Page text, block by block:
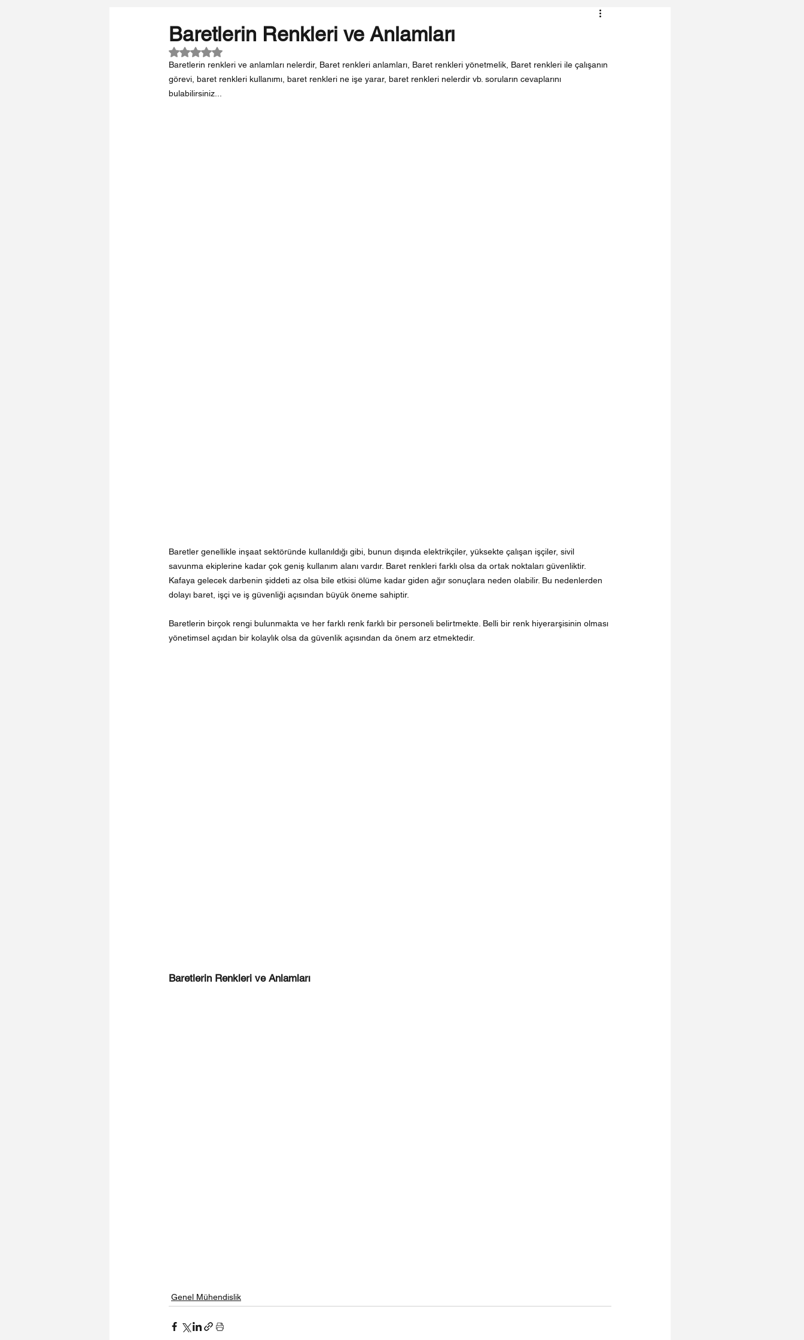
Baretlerin Renkleri ve Anlamları
5 üzerinden NaN yıldız
Baretlerin renkleri ve anlamları nelerdir, Baret renkleri anlamları, Baret renkleri yönetmelik, Baret renkleri ile çalışanın
görevi, baret renkleri kullanımı, baret renkleri ne işe yarar, baret renkleri nelerdir vb. soruların cevaplarını
bulabilirsiniz...
Baretler genellikle inşaat sektöründe kullanıldığı gibi, bunun dışında elektrikçiler, yüksekte çalışan işçiler, sivil
savunma ekiplerine kadar çok geniş kullanım alanı vardır. Baret renkleri farklı olsa da ortak noktaları güvenliktir.
Kafaya gelecek darbenin şiddeti az olsa bile etkisi ölüme kadar giden ağır sonuçlara neden olabilir. Bu nedenlerden
dolayı baret, işçi ve iş güvenliği açısından büyük öneme sahiptir.
Baretlerin birçok rengi bulunmakta ve her farklı renk farklı bir personeli belirtmekte. Belli bir renk hiyerarşisinin olması
yönetimsel açıdan bir kolaylık olsa da güvenlik açısından da önem arz etmektedir.
Baretlerin Renkleri ve Anlamları
Genel Mühendislik